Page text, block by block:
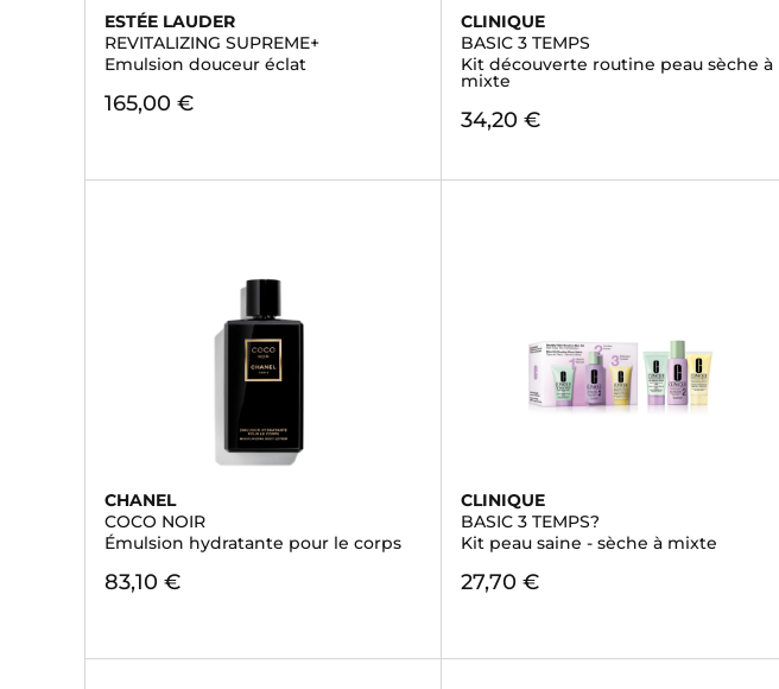
ESTÉE LAUDER
REVITALIZING SUPREME+
Emulsion douceur éclat
165,00 €
CLINIQUE
BASIC 3 TEMPS
Kit découverte routine peau sèche à
mixte
34,20 €
CHANEL
COCO NOIR
Émulsion hydratante pour le corps
83,10 €
CLINIQUE
BASIC 3 TEMPS?
Kit peau saine - sèche à mixte
27,70 €